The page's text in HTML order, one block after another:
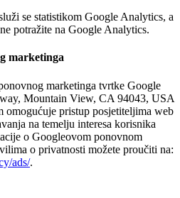
se statistikom Google Analytics, a
potražite na Google Analytics.
marketinga
marketinga tvrtke Google
Mountain View, CA 94043, USA
omogućuje pristup posjetiteljima web
na temelju interesa korisnika
o Googleovom ponovnom
o privatnosti možete proučiti na:
ads/.